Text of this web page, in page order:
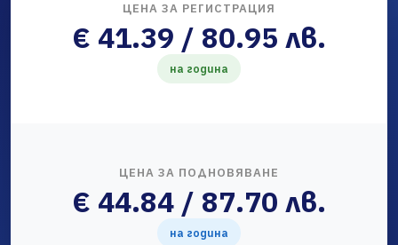
ЦЕНА ЗА РЕГИСТРАЦИЯ
€ 41.39 / 80.95 лв.
на година
ЦЕНА ЗА ПОДНОВЯВАНЕ
€ 44.84 / 87.70 лв.
на година